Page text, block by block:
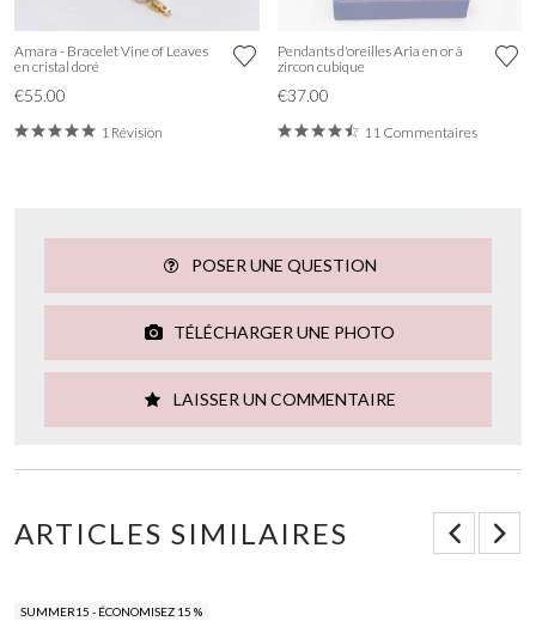
Amara - Bracelet Vine of Leaves
en cristal doré
€55.00
1 Révision
Pendants d'oreilles Aria en or à
zircon cubique
€37.00
11 Commentaires
POSER UNE QUESTION
TÉLÉCHARGER UNE PHOTO
LAISSER UN COMMENTAIRE
ARTICLES SIMILAIRES
SUMMER15 - ÉCONOMISEZ 15 %